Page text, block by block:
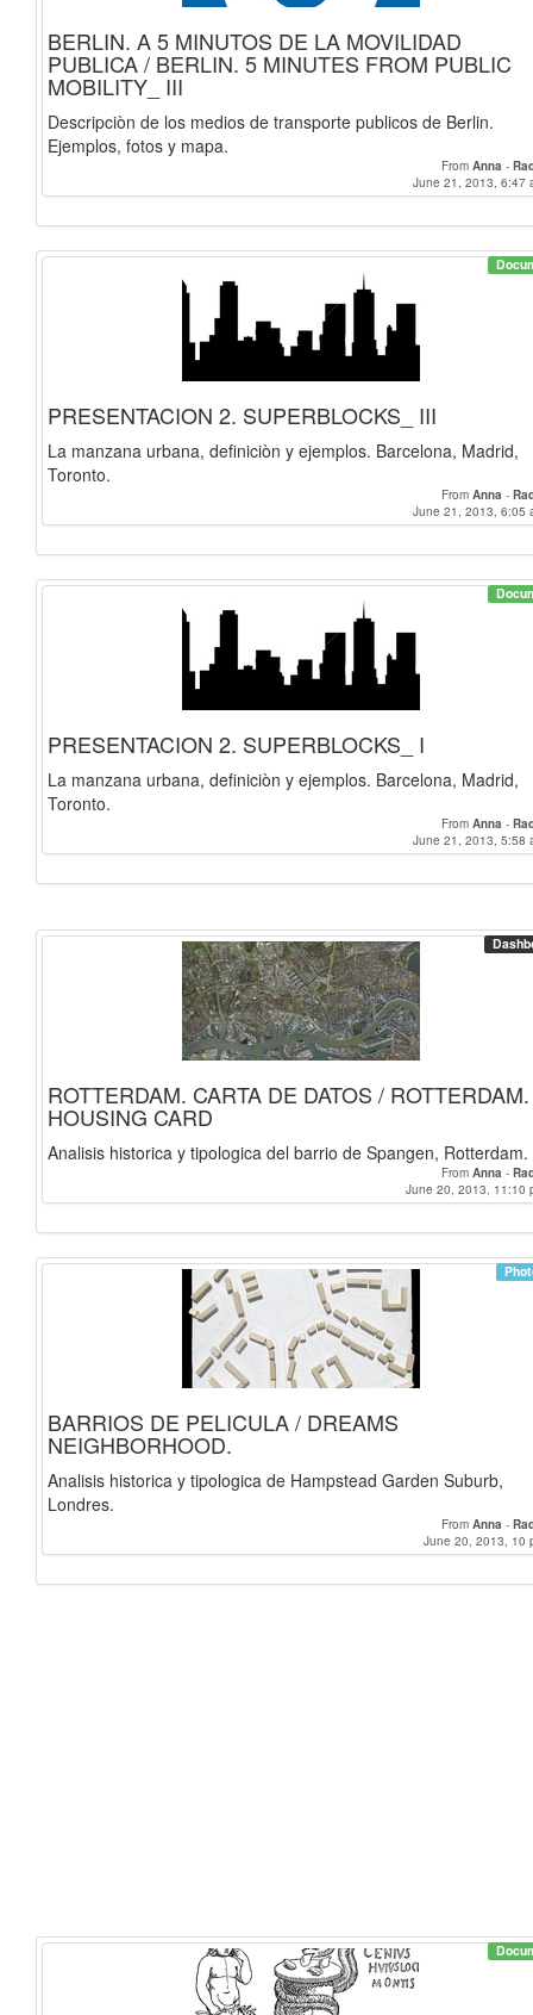
BERLIN. A 5 MINUTOS DE LA MOVILIDAD
PUBLICA / BERLIN. 5 MINUTES FROM PUBLIC
MOBILITY_ III
Descripciòn de los medios de transporte publicos de Berlin.
Ejemplos, fotos y mapa.
From Anna -
June 21, 2013, 6:47
PRESENTACION 2. SUPERBLOCKS_ III
La manzana urbana, definiciòn y ejemplos. Barcelona, Madrid,
Toronto.
From Anna -
June 21, 2013, 6:05
PRESENTACION 2. SUPERBLOCKS_ I
La manzana urbana, definiciòn y ejemplos. Barcelona, Madrid,
Toronto.
From Anna -
June 21, 2013, 5:58
ROTTERDAM. CARTA DE DATOS / ROTTERDAM.
HOUSING CARD
Analisis historica y tipologica del barrio de Spangen, Rotterdam.
From Anna -
June 20, 2013, 11:10
BARRIOS DE PELICULA / DREAMS
NEIGHBORHOOD.
Analisis historica y tipologica de Hampstead Garden Suburb,
Londres.
From Anna -
June 20, 2013, 10